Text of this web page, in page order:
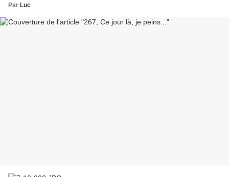
Par Luc